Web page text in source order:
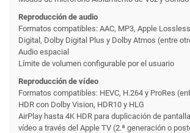
Reproducción de audio
Formatos compatibles: AAC, MP3, Apple
Digital, Dolby Digital Plus y Dolby Atmos (entre
Audio espacial
Límite de volumen configurable por el usuario
Reproducción de vídeo
Formatos compatibles: HEVC, H.264 y ProRes
HDR con Dolby Vision, HDR10 y HLG
AirPlay hasta 4K HDR para duplicación de
vídeo a través del Apple TV (2.ª generación o